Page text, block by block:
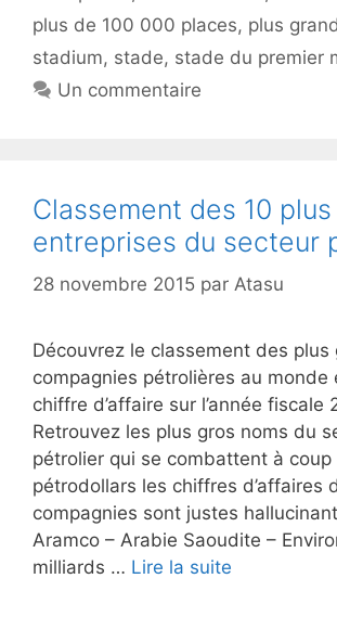
plus de 100 000 places, plus grand
stadium, stade, stade du premier
Un commentaire
Classement des 10
entreprises du secteur
28 novembre 2015 par Atasu
Découvrez le classement des plus
compagnies pétrolières au monde
chiffre d’affaire sur l’année fiscale
Retrouvez les plus gros noms du
pétrolier qui se combattent à coup
pétrodollars les chiffres d’affaires
compagnies sont justes
Aramco – Arabie Saoudite –
milliards … Lire la suite